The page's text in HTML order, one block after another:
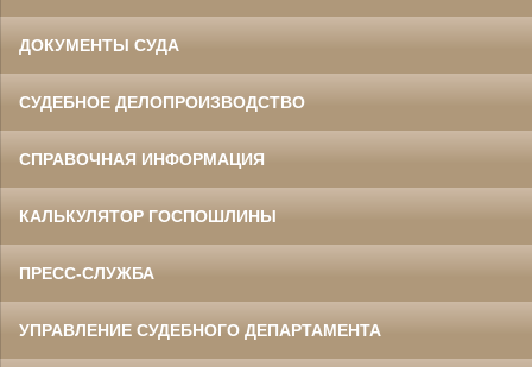
ДОКУМЕНТЫ СУДА
СУДЕБНОЕ ДЕЛОПРОИЗВОДСТВО
СПРАВОЧНАЯ ИНФОРМАЦИЯ
КАЛЬКУЛЯТОР ГОСПОШЛИНЫ
ПРЕСС-СЛУЖБА
УПРАВЛЕНИЕ СУДЕБНОГО ДЕПАРТАМЕНТА